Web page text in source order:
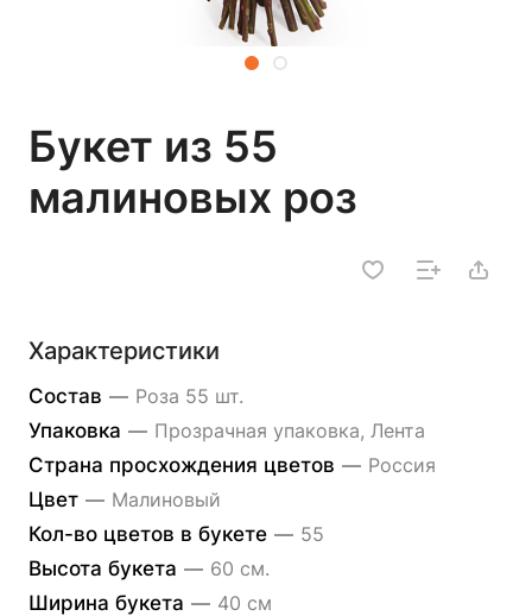
Букет из 55
малиновых роз
Характеристики
Состав — Роза 55 шт.
Упаковка — Прозрачная упаковка, Лента
Страна просхождения цветов — Россия
Цвет — Малиновый
Кол-во цветов в букете — 55
Высота букета — 60 см.
Ширина букета — 40 см